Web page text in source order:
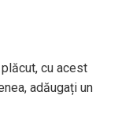
cu acest
adăugați un